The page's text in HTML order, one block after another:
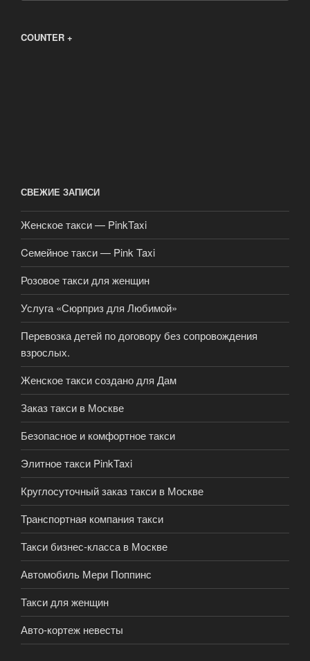
COUNTER +
СВЕЖИЕ ЗАПИСИ
Женское такси — PinkTaxi
Cемейное такси — Pink Taxi
Розовое такси для женщин
Услуга «Сюрприз для Любимой»
Перевозка детей по договору без сопровождения
взрослых.
Женское такси создано для Дам
Заказ такси в Москве
Безопасное и комфортное такси
Элитное такси PinkTaxi
Круглосуточный заказ такси в Москве
Транспортная компания такси
Такси бизнес-класса в Москве
Автомобиль Мери Поппинс
Такси для женщин
Авто-кортеж невесты